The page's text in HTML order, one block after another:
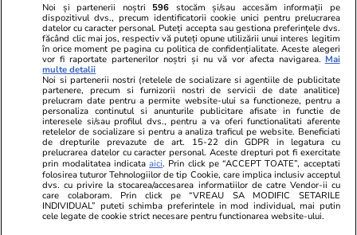
Comentează
Loghează-te în contul tăupentru a adăuga
comentarii și a te alătura dialogului.
Noi și partenerii noștri 596 stocăm și/sau accesăm informații pe
dispozitivul dvs., precum identificatorii cookie unici pentru prelucrarea
datelor cu caracter personal. Puteți accepta sau gestiona preferințele dvs.
făcând clic mai jos, respectiv vă puteți opune utilizării unui interes legitim
în orice moment pe pagina cu politica de confidențialitate. Aceste alegeri
vor fi raportate partenerilor noștri și nu vă vor afecta navigarea. Mai
multe detalii
Noi si partenerii nostri (retelele de socializare si agentiile de publicitate
partenere, precum si furnizorii nostri de servicii de date analitice)
prelucram date pentru a permite website-ului sa functioneze, pentru a
personaliza continutul si anunturile publicitare afisate in functie de
interesele si/sau profilul dvs., pentru a va oferi functionalitati aferente
retelelor de socializare si pentru a analiza traficul pe website. Beneficiati
de drepturile prevazute de art. 15-22 din GDPR in legatura cu
prelucrarea datelor cu caracter personal. Aceste drepturi pot fi exercitate
prin modalitatea indicataaici. Prin click pe “ACCEPT TOATE”, acceptati
folosirea tuturor Tehnologiilor de tip Cookie, care implica inclusiv acceptul
dvs. cu privire la stocarea/accesarea informatiilor de catre Vendor-ii cu
care colaboram. Prin click pe “VREAU SA MODIFIC SETARILE
INDIVIDUAL” puteti schimba preferintele in mod individual, mai putin
cele legate de cookie strict necesare pentru functionarea website-ului.